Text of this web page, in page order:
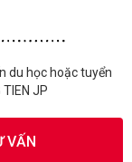
du học hoặc tuyển
JP
VẤN